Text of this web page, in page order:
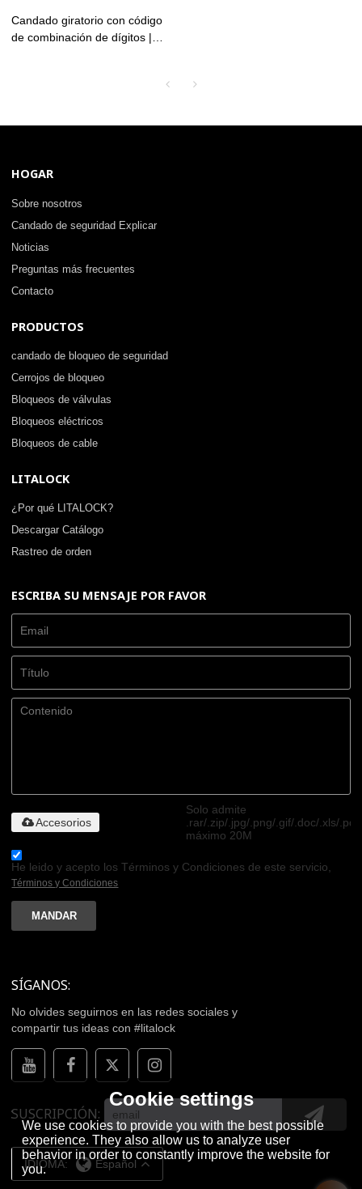
Candado giratorio con código
de combinación de dígitos |
HOGAR
Sobre nosotros
Candado de seguridad Explicar
Noticias
Preguntas más frecuentes
Contacto
PRODUCTOS
candado de bloqueo de seguridad
Cerrojos de bloqueo
Bloqueos de válvulas
Bloqueos eléctricos
Bloqueos de cable
LITALOCK
¿Por qué LITALOCK?
Descargar Catálogo
Rastreo de orden
ESCRIBA SU MENSAJE POR FAVOR
Solo admite
.rar/.zip/.jpg/.png/.gif/.doc/.xls/.pdf,
máximo 20M
Accesorios
He leido y acepto los Términos y Condiciones de este servicio,
Términos y Condiciones
MANDAR
SÍGANOS:
No olvides seguirnos en las redes sociales y
compartir tus ideas con #litalock
SUSCRIPCIÓN
IDIOMA: Español
Cookie settings
We use cookies to provide you with the best possible
experience. They also allow us to analyze user
behavior in order to constantly improve the website for
you.